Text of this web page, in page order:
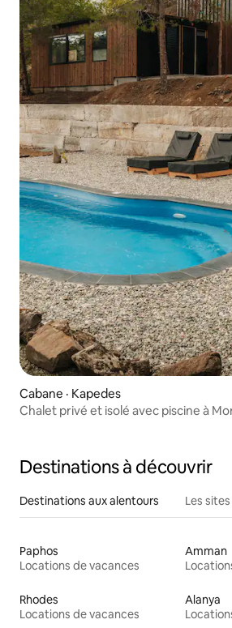
Cabane · Kapedes
Chalet privé et isolé avec piscine à
Destinations à découvrir
Destinations aux alentours Les
Paphos
Locations de vacances
Amman
Rhodes
Locations de vacances
Alanya